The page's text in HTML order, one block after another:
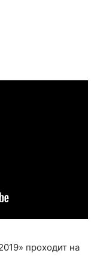
проходит на